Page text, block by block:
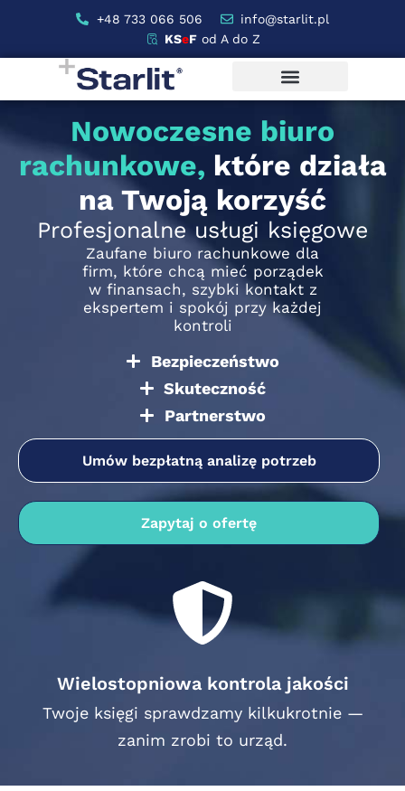
+48 733 066 506
info@starlit.pl
KSeF od A do Z
Nowoczesne biuro
rachunkowe, które działa
na Twoją korzyść
Profesjonalne usługi księgowe
Zaufane biuro rachunkowe dla
firm, które chcą mieć porządek
w finansach, szybki kontakt z
ekspertem i spokój przy każdej
kontroli
Bezpieczeństwo
Skuteczność
Partnerstwo
Umów bezpłatną analizę potrzeb
Zapytaj o ofertę
Wielostopniowa kontrola jakości
Twoje księgi sprawdzamy kilkukrotnie —
zanim zrobi to urząd.